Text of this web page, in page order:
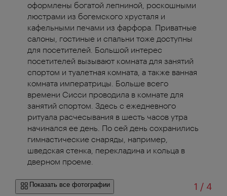
оформлены богатой лепниной, роскошными
люстрами из богемского хрусталя и
кафельными печами из фарфора. Приватные
салоны, гостиные и спальни тоже доступны
для посетителей. Большой интерес
посетителей вызывают комната для занятий
спортом и туалетная комната, а также ванная
комната императрицы. Больше всего
времени Сисси проводила в комнате для
занятий спортом. Здесь с ежедневного
ритуала расчесывания в шесть часов утра
начинался ее день. По сей день сохранились
гимнастические снаряды, например,
шведская стенка, перекладина и кольца в
дверном проеме.
Показать все фотографии 1 /из
4